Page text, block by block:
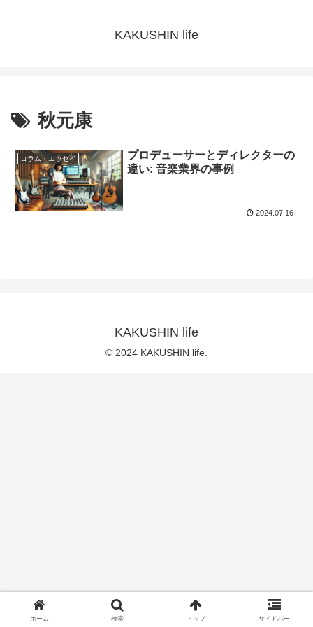
KAKUSHIN life
秋元康
コラム・エッセイ
プロデューサーとディレクターの
違い: 音楽業界の事例
2024.07.16
KAKUSHIN life
© 2024 KAKUSHIN life.
ホーム 検索 トップ サイドバー